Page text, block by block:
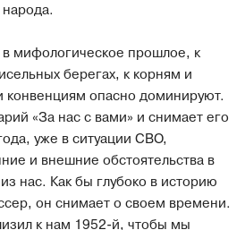
мифологическое прошлое, к
берегах, к корням и
конвенциям опасно доминируют.
«За нас с вами» и снимает его
уже в ситуации СВО,
и внешние обстоятельства в
нас. Как бы глубоко в историю
он снимает о своем времени.
к нам 1952-й, чтобы мы